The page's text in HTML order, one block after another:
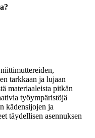
tarkkaan ja lujaan
materiaaleista pitkän
työympäristöjä
kädensijojen ja
täydellisen asennuksen